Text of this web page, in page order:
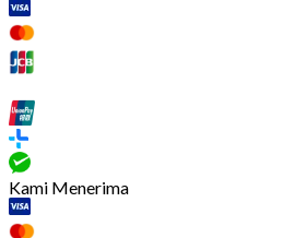
Kami Menerima